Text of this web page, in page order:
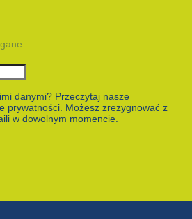
danymi? Przeczytaj nasze
prywatności. Możesz zrezygnować z
w dowolnym momencie.